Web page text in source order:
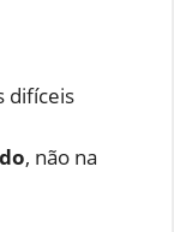
difíceis
, não na